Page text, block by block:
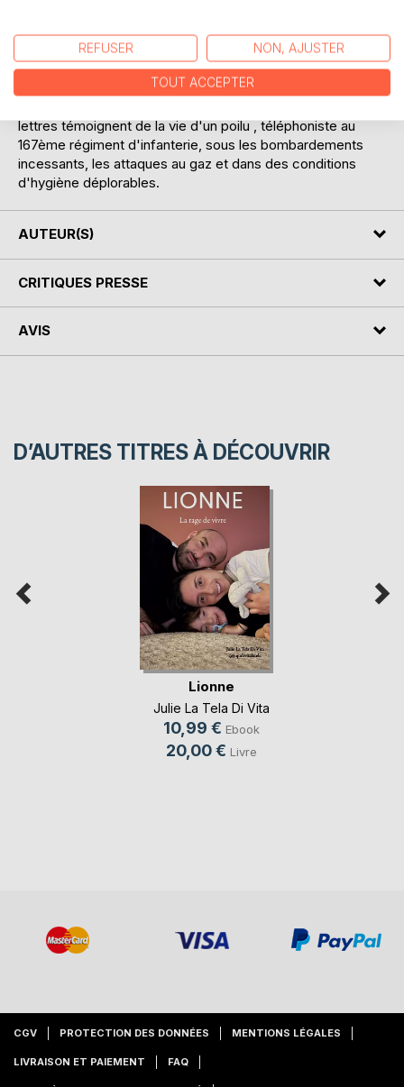
recueil de 420 lettres écrites par mon grand oncle à sa
famille pendant ses 4 années de guerre , de 1915 à août
lettres témoignent de la vie d'un poilu , téléphoniste au
167ème régiment d'infanterie, sous les bombardements
incessants, les attaques au gaz et dans des conditions
d'hygiène déplorables.
AUTEUR(S)
CRITIQUES PRESSE
AVIS
D’AUTRES TITRES À DÉCOUVRIR
Lionne
Julie La Tela Di Vita
10,99 € Ebook
20,00 € Livre
CGV PROTECTION DES DONNÉES MENTIONS LÉGALES
LIVRAISON ET PAIEMENT FAQ
REFUSER NON, AJUSTER
TOUT ACCEPTER